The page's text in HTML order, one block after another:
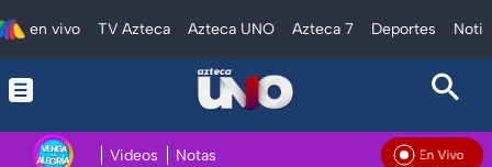
en vivo TV Azteca Azteca UNO Azteca 7 Deportes
Videos Notas En Vivo